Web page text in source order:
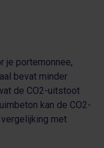
je portemonnee,
bevat minder
de CO2-uitstoot
kan de CO2-
met